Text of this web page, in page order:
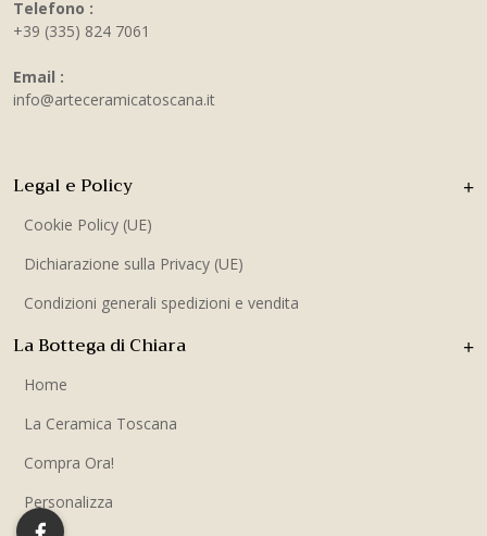
Telefono :
+39 (335) 824 7061
Email :
info@arteceramicatoscana.it
La Bottega di Chiara
Home
La Ceramica Toscana
Compra Ora!
Personalizza
Legal e Policy
Cookie Policy (UE)
Dichiarazione sulla Privacy (UE)
Condizioni generali spedizioni e vendita